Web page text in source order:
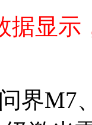
据显示
界M7